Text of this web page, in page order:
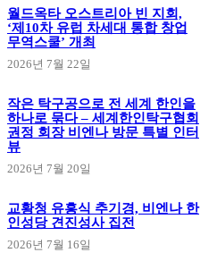
월드옥타 오스트리아 빈 지회,
‘제10차 유럽 차세대 통합 창업
무역스쿨’ 개최
2026년 7월 22일
작은 탁구공으로 전 세계 한인을
하나로 묶다 – 세계한인탁구협회
권정 회장 비엔나 방문 특별 인터
뷰
2026년 7월 20일
교황청 유흥식 추기경, 비엔나 한
인성당 견진성사 집전
2026년 7월 16일